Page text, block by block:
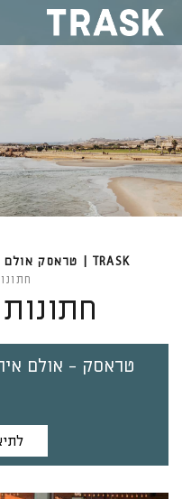
תחילתו
כדי
לעבור
לאזור
תוכן
TRASK | טראסק אולם אירועים בתל אביב על הים
טראסק - אולם